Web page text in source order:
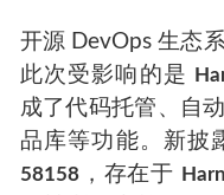
开源 DevOps 生态
此次受影响的是
成了代码托管、自
品库等功能。新
58158，存在于